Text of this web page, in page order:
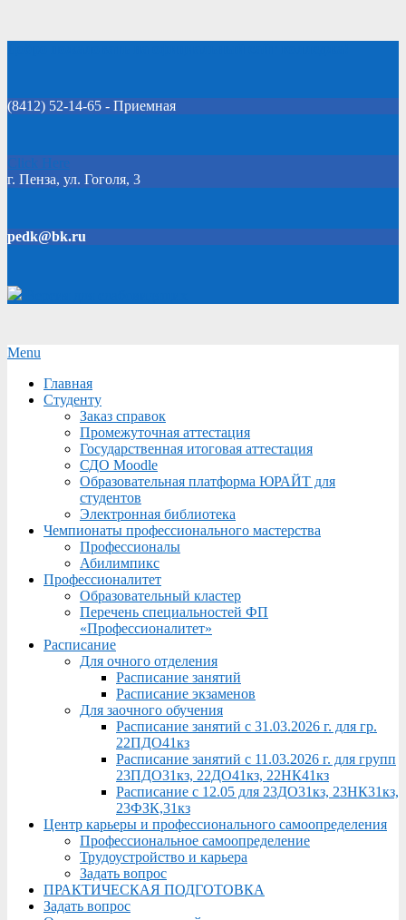
(8412) 52-14-65 - Приемная
Click Here
г. Пенза, ул. Гоголя, 3
pedk@bk.ru
Secondary
Menu
Menu
Главная
Студенту
Заказ справок
Промежуточная аттестация
Государственная итоговая аттестация
СДО Moodle
Образовательная платформа ЮРАЙТ для
студентов
Электронная библиотека
Чемпионаты профессионального мастерства
Профессионалы
Абилимпикс
Профессионалитет
Образовательный кластер
Перечень специальностей ФП
«Профессионалитет»
Расписание
Для очного отделения
Расписание занятий
Расписание экзаменов
Для заочного обучения
Расписание занятий с 31.03.2026 г. для гр.
22ПДО41кз
Расписание занятий с 11.03.2026 г. для групп
23ПДО31кз, 22ДО41кз, 22НК41кз
Расписание с 12.05 для 23ДО31кз, 23НК31кз,
23ФЗК,31кз
Центр карьеры и профессионального самоопределения
Профессиональное самоопределение
Трудоустройство и карьера
Задать вопрос
ПРАКТИЧЕСКАЯ ПОДГОТОВКА
Задать вопрос